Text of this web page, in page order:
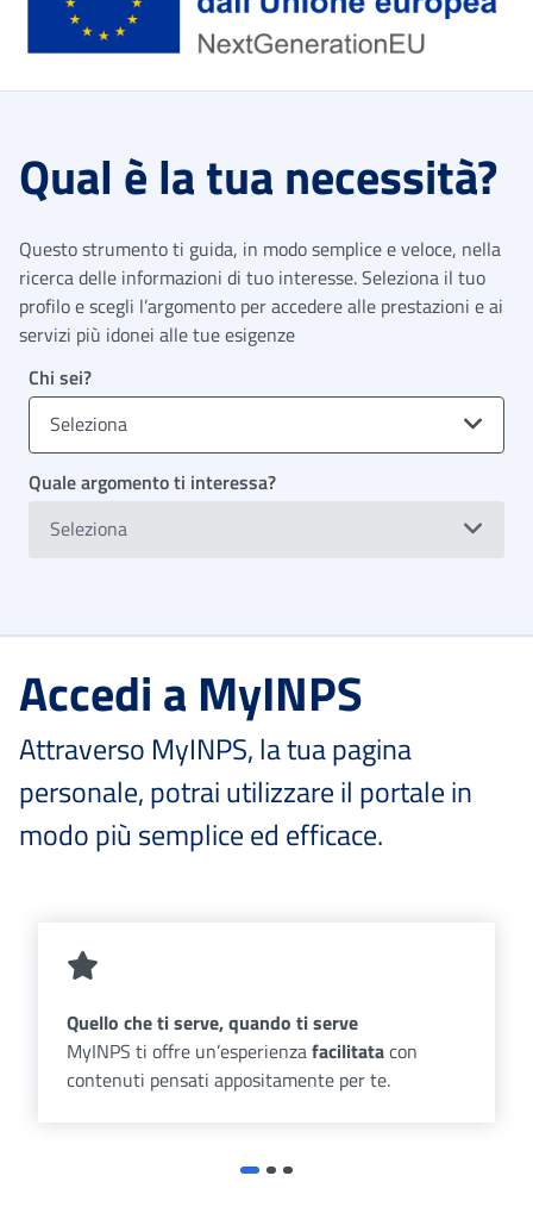
Qual è la tua necessità?
Questo strumento ti guida, in modo semplice e veloce, nella
ricerca delle informazioni di tuo interesse. Seleziona il tuo
profilo e scegli l’argomento per accedere alle prestazioni e ai
servizi più idonei alle tue esigenze
Chi sei?
Seleziona
Quale argomento ti interessa?
Seleziona
Accedi a MyINPS
Attraverso MyINPS, la tua pagina
personale, potrai utilizzare il portale in
modo più semplice ed efficace.
Quello che ti serve, quando ti serve
MyINPS ti offre un’esperienzafacilitatacon
contenuti pensati appositamente per te.